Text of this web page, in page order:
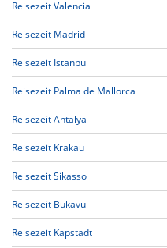
Reisezeit Valencia
Reisezeit Madrid
Reisezeit Istanbul
Reisezeit Palma de Mallorca
Reisezeit Antalya
Reisezeit Krakau
Reisezeit Sikasso
Reisezeit Bukavu
Reisezeit Kapstadt